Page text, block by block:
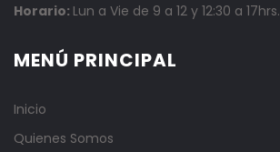
Horario: Lun a Vie de 9 a 12 y 12:30 a 17hrs.
MENÚ PRINCIPAL
Inicio
Quienes Somos